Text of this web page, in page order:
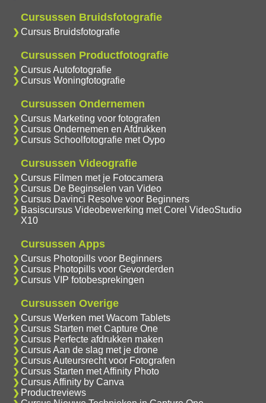
Cursussen Bruidsfotografie
Cursus Bruidsfotografie
Cursussen Productfotografie
Cursus Autofotografie
Cursus Woningfotografie
Cursussen Ondernemen
Cursus Marketing voor fotografen
Cursus Ondernemen en Afdrukken
Cursus Schoolfotografie met Oypo
Cursussen Videografie
Cursus Filmen met je Fotocamera
Cursus De Beginselen van Video
Cursus Davinci Resolve voor Beginners
Basiscursus Videobewerking met Corel VideoStudio
X10
Cursussen Apps
Cursus Photopills voor Beginners
Cursus Photopills voor Gevorderden
Cursus VIP fotobesprekingen
Cursussen Overige
Cursus Werken met Wacom Tablets
Cursus Starten met Capture One
Cursus Perfecte afdrukken maken
Cursus Aan de slag met je drone
Cursus Auteursrecht voor Fotografen
Cursus Starten met Affinity Photo
Cursus Affinity by Canva
Productreviews